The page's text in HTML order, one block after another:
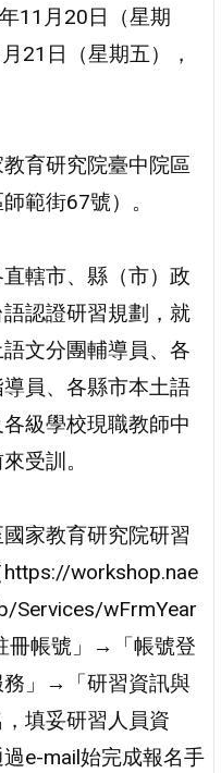
11月20日（星期
21日（星期五），
育研究院臺中院區
範街67號）。
轄市、縣（市）政
認證研習規劃，就
文分團輔導員、各
員、各縣市本土語
級學校現職教師中
受訓。
家教育研究院研習
workshop.nae
Services/wFrmYear
冊帳號」→「帳號登
」→「研習資訊與
填妥研習人員資
e-mail始完成報名手